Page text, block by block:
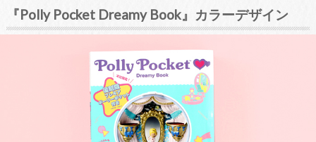
『Polly Pocket Dreamy Book』カラーデザイン